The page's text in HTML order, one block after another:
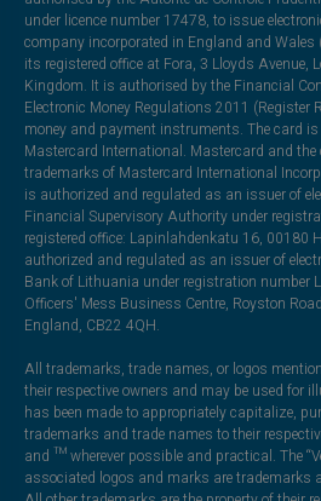
under licence number 17478, to issue
company incorporated in England and
its registered office at Fora, 3 Lloyds Avenue,
Kingdom. It is authorised by the Financial
Electronic Money Regulations 2011 (Register
money and payment instruments. The card
Mastercard International. Mastercard and the
trademarks of Mastercard International
is authorized and regulated as an issuer of
Financial Supervisory Authority under
registered office: Lapinlahdenkatu 16, 00180
authorized and regulated as an issuer of
Bank of Lithuania under registration number
Officers' Mess Business Centre, Royston
England, CB22 4QH.
All trademarks, trade names, or logos
their respective owners and may be used for
has been made to appropriately capitalize,
trademarks and trade names to their
and ™ wherever possible and practical. The
associated logos and marks are trademarks